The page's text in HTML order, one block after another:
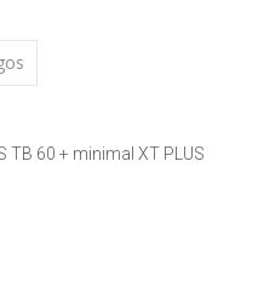
TB 60 + minimal XT PLUS